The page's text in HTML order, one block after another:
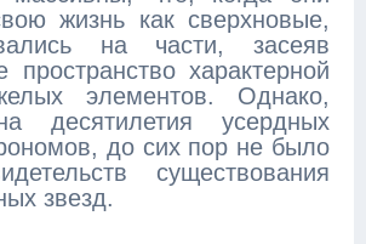
жизнь как сверхновые,
на части, засеяв
пространство характерной
элементов. Однако,
десятилетия усердных
до сих пор не было
существования
звезд.